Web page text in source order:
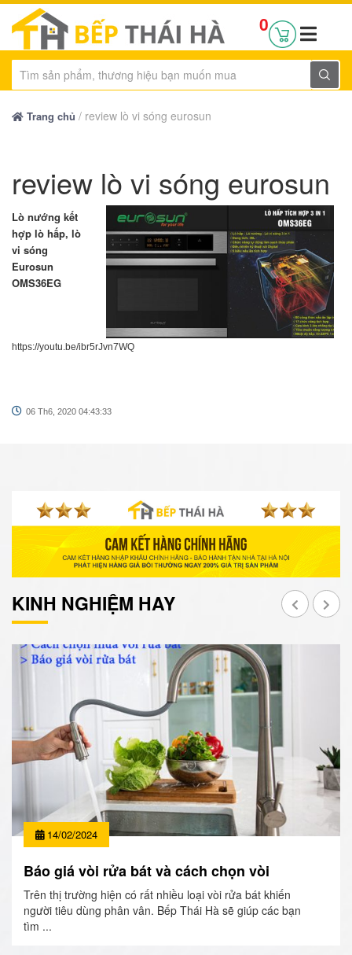
0
Trang chủ / review lò vi sóng eurosun
review lò vi sóng eurosun
Lò nướng kết
hợp lò hấp, lò
vi sóng
Eurosun
OMS36EG
https://youtu.be/ibr5rJvn7WQ
06 Th6, 2020 04:43:33
KINH NGHIỆM HAY
14/02/2024
Báo giá vòi rửa bát và cách chọn vòi
Trên thị trường hiện có rất nhiều loại vòi rửa bát khiến
người tiêu dùng phân vân. Bếp Thái Hà sẽ giúp các bạn
tìm ...